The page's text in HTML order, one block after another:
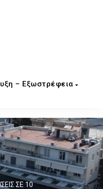
– Εξωστρέφεια
ΣΕ 10